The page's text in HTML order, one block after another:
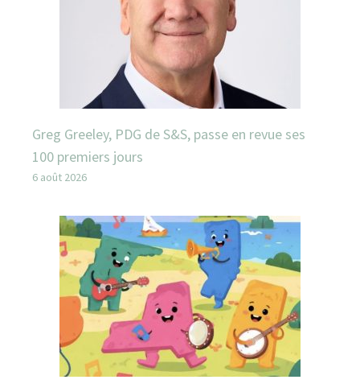
Greg Greeley, PDG de S&S, passe en revue ses
100 premiers jours
6 août 2026